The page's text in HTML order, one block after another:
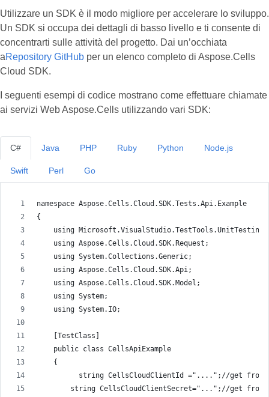
Utilizzare un SDK è il modo migliore per accelerare lo sviluppo.
Un SDK si occupa dei dettagli di basso livello e ti consente di
concentrarti sulle attività del progetto. Dai un’occhiata
aRepository GitHub per un elenco completo di Aspose.Cells
Cloud SDK.
I seguenti esempi di codice mostrano come effettuare chiamate
ai servizi Web Aspose.Cells utilizzando vari SDK:
C#
namespace Aspose.Cells.Cloud.SDK.Tests.Api.Example
{
    using Microsoft.VisualStudio.TestTools.UnitTesting;
    using Aspose.Cells.Cloud.SDK.Request;
    using System.Collections.Generic;
    using Aspose.Cells.Cloud.SDK.Api;
    using Aspose.Cells.Cloud.SDK.Model;
    using System;
    using System.IO;
    [TestClass]
    public class CellsApiExample
    {
string CellsCloudClientId ="....";//get
string CellsCloudClientSecret="...";//get
Java PHP Ruby Python Node.js
Swift Perl Go